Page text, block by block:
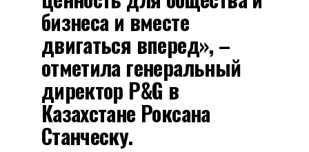
бизнеса и вместе
двигаться вперед», –
отметила генеральный
директор P&G в
Казахстане Роксана
Станческу.